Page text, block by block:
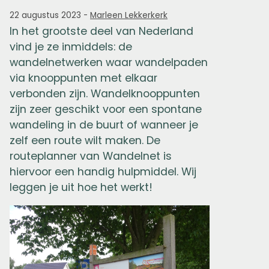
22 augustus 2023 - Marleen Lekkerkerk
In het grootste deel van Nederland
vind je ze inmiddels: de
wandelnetwerken waar wandelpaden
via knooppunten met elkaar
verbonden zijn. Wandelknooppunten
zijn zeer geschikt voor een spontane
wandeling in de buurt of wanneer je
zelf een route wilt maken. De
routeplanner van Wandelnet is
hiervoor een handig hulpmiddel. Wij
leggen je uit hoe het werkt!